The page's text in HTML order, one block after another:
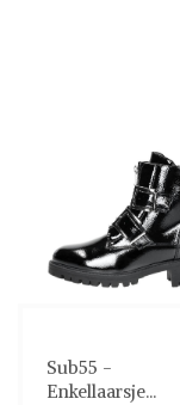
Sub55 -
Enkellaarsje...